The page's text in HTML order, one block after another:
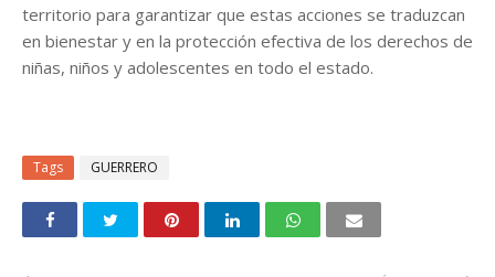
territorio para garantizar que estas acciones se traduzcan
en bienestar y en la protección efectiva de los derechos de
niñas, niños y adolescentes en todo el estado.
Tags GUERRERO